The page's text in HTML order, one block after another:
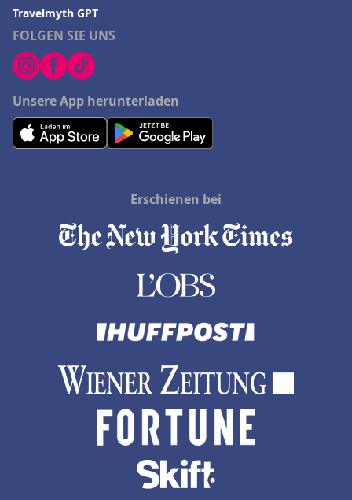
FOLGEN SIE UNS
Unsere App herunterladen
Travelmyth GPT
Erschienen bei